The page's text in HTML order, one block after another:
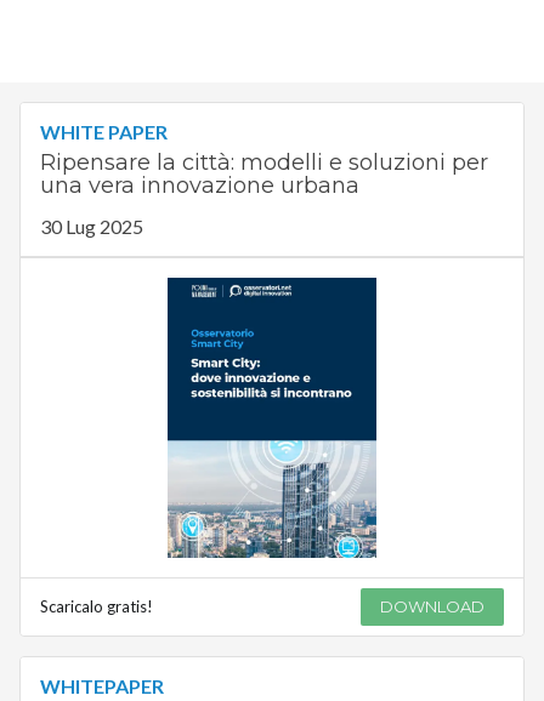
WHITE PAPER
Ripensare la città: modelli e soluzioni per
una vera innovazione urbana
30 Lug 2025
Scaricalo gratis! DOWNLOAD
WHITEPAPER